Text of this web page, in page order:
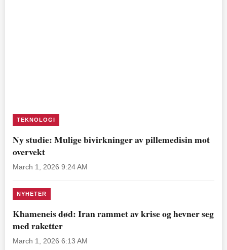
TEKNOLOGI
Ny studie: Mulige bivirkninger av pillemedisin mot
overvekt
March 1, 2026 9:24 AM
NYHETER
Khameneis død: Iran rammet av krise og hevner seg
med raketter
March 1, 2026 6:13 AM